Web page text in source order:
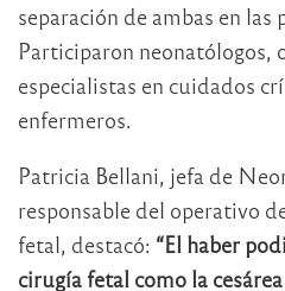
separación de ambas en
Participaron neonatólogos,
especialistas en cuidados
enfermeros.
Patricia Bellani, jefa de
responsable del operativo
fetal, destacó: “El haber
cirugía fetal como la